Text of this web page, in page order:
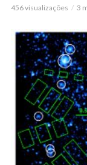
456 visualizações 3